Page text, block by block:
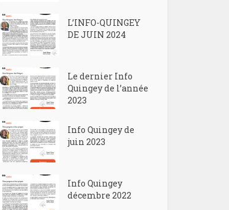
L’INFO-QUINGEY
DE JUIN 2024
Le dernier Info
Quingey de l’année
2023
Info Quingey de
juin 2023
Info Quingey
décembre 2022